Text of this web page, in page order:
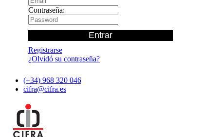
Contraseña:
Registrarse
¿Olvidó su contraseña?
(+34) 968 320 046
cifra@cifra.es